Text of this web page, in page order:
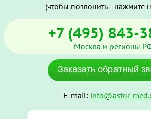
(чтобы позвонить - нажмите
+7 (495) 843-
Москва и регионы
Заказать обратный
E-mail: info@astor-